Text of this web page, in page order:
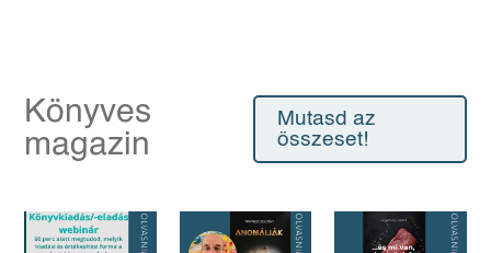
Könyves
magazin
Mutasd az
összeset!